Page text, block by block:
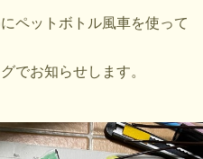
ペットボトル風車を使って
でお知らせします。